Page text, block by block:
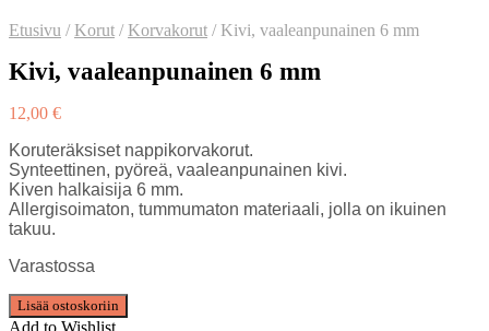
Etusivu / Korut / Korvakorut /Kivi, vaaleanpunainen 6 mm
Kivi, vaaleanpunainen 6 mm
12,00 €
Koruteräksiset nappikorvakorut.
Synteettinen, pyöreä, vaaleanpunainen kivi.
Kiven halkaisija 6 mm.
Allergisoimaton, tummumaton materiaali, jolla on ikuinen
takuu.
Varastossa
Lisää ostoskoriin